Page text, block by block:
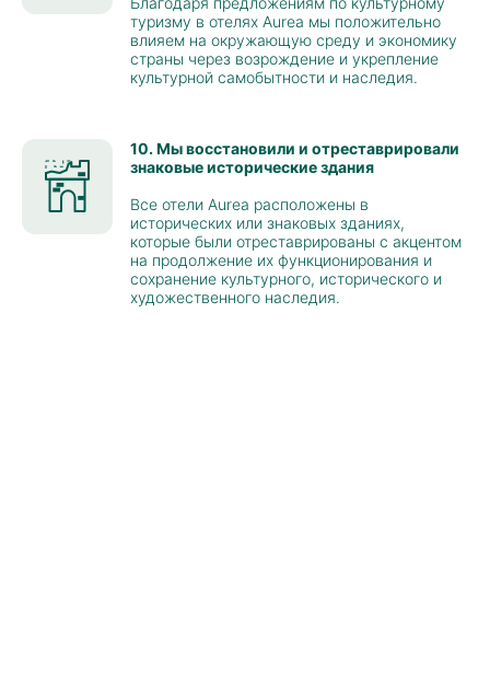
туризму в отелях Aurea мы положительно
влияем на окружающую среду и экономику
страны через возрождение и укрепление
культурной самобытности и наследия.
10. Мы восстановили и отреставрировали
знаковые исторические здания
Все отели Aurea расположены в
исторических или знаковых зданиях,
которые были отреставрированы с акцентом
на продолжение их функционирования и
сохранение культурного, исторического и
художественного наследия.